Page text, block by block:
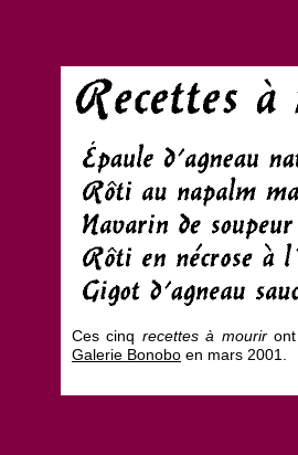
Ces cinq recettes à mouriront
Galerie Bonobo en mars 2001.